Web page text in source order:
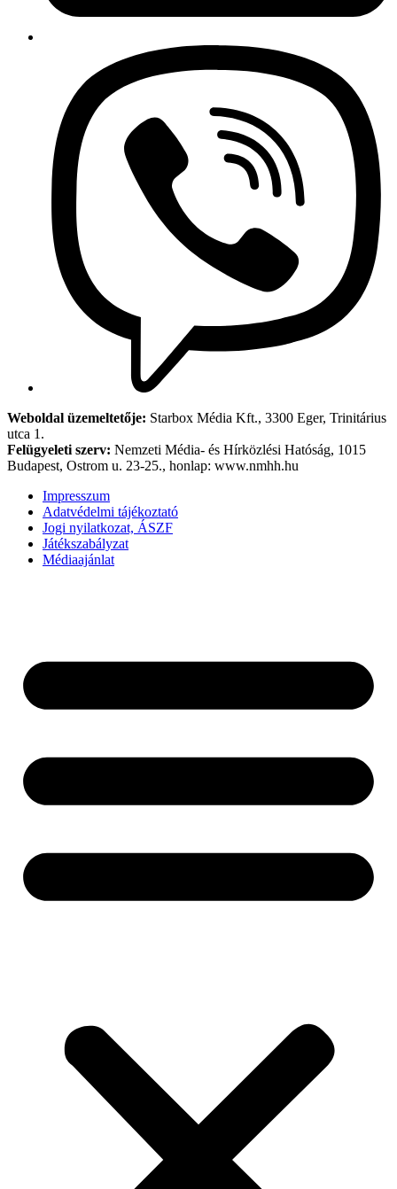
Weboldal üzemeltetője: Starbox Média Kft., 3300 Eger, Trinitárius
utca 1.
Felügyeleti szerv: Nemzeti Média- és Hírközlési Hatóság, 1015
Budapest, Ostrom u. 23-25., honlap: www.nmhh.hu
Impresszum
Adatvédelmi tájékoztató
Jogi nyilatkozat, ÁSZF
Játékszabályzat
Médiaajánlat